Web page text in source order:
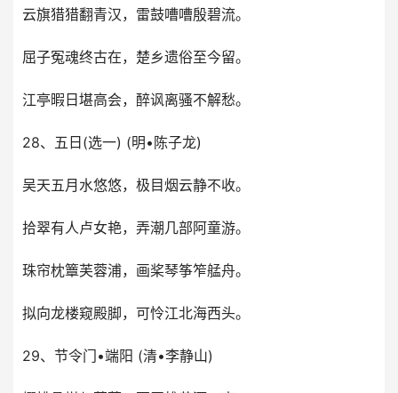
云旗猎猎翻青汉，雷鼓嘈嘈殷碧流。
屈子冤魂终古在，楚乡遗俗至今留。
江亭暇日堪高会，醉讽离骚不解愁。
28、五日(选一) (明•陈子龙)
吴天五月水悠悠，极目烟云静不收。
拾翠有人卢女艳，弄潮几部阿童游。
珠帘枕簟芙蓉浦，画桨琴筝笮艋舟。
拟向龙楼窥殿脚，可怜江北海西头。
29、节令门•端阳 (清•李静山)